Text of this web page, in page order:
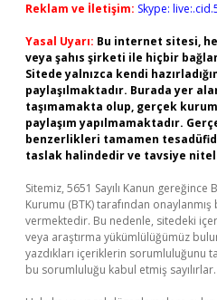
Reklam ve İletişim: Skype:
Yasal Uyarı: Bu internet sitesi,
veya şahıs şirketi ile hiçbir
Sitede yalnızca kendi
paylaşılmaktadır. Burada yer
taşımamakta olup, gerçek
paylaşım yapılmamaktadır.
benzerlikleri tamamen
taslak halindedir ve tavsiye
Sitemiz, 5651 Sayılı Kanun
Kurumu (BTK) tarafından
vermektedir. Bu nedenle, sitedeki
veya araştırma yükümlülüğümüz
yazdıkları içeriklerin sorumluluğunu
bu sorumluluğu kabul etmiş sayılırlar.